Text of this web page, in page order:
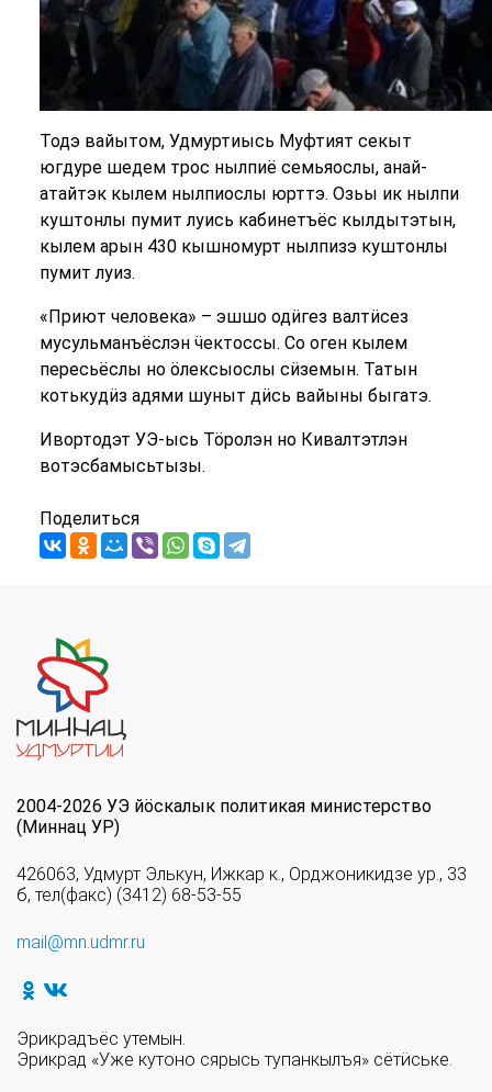
Тодэ вайытом, Удмуртиысь Муфтият секыт
югдуре шедем трос нылпиё семьяослы, анай-
атайтэк кылем нылпиослы юрттэ. Озьы ик нылпи
куштонлы пумит луись кабинетъёс кылдытэтын,
кылем арын 430 кышномурт нылпизэ куштонлы
пумит луиз.
«Приют человека» – эшшо одӥгез валтӥсез
мусульманъёслэн ӵектоссы. Со оген кылем
пересьёслы но ӧлексыослы сӥземын. Татын
котькудӥз адями шуныт дӥсь вайыны быгатэ.
Ивортодэт УЭ-ысь Тӧролэн но Кивалтэтлэн
вотэсбамысьтызы.
Поделиться
2004-2026 УЭ йöскалык политикая министерство
(Миннац УР)
426063, Удмурт Элькун, Ижкар к., Орджоникидзе ур., 33
б, тел(факс) (3412) 68-53-55
mail@mn.udmr.ru
Эрикрадъёс утемын.
Эрикрад «Уже кутоно сярысь тупанкылъя» сётӥське.